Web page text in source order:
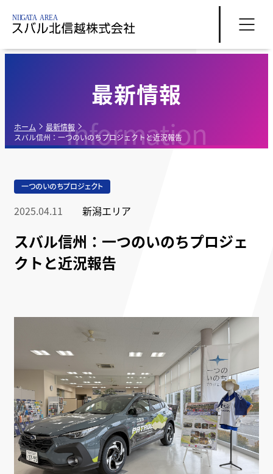
Information
最新情報
ホーム
最新情報
スバル信州：一つのいのちプロジェクトと近況報告
一つのいのちプロジェクト
2025.04.11 新潟エリア
スバル信州：一つのいのちプロジェ
クトと近況報告